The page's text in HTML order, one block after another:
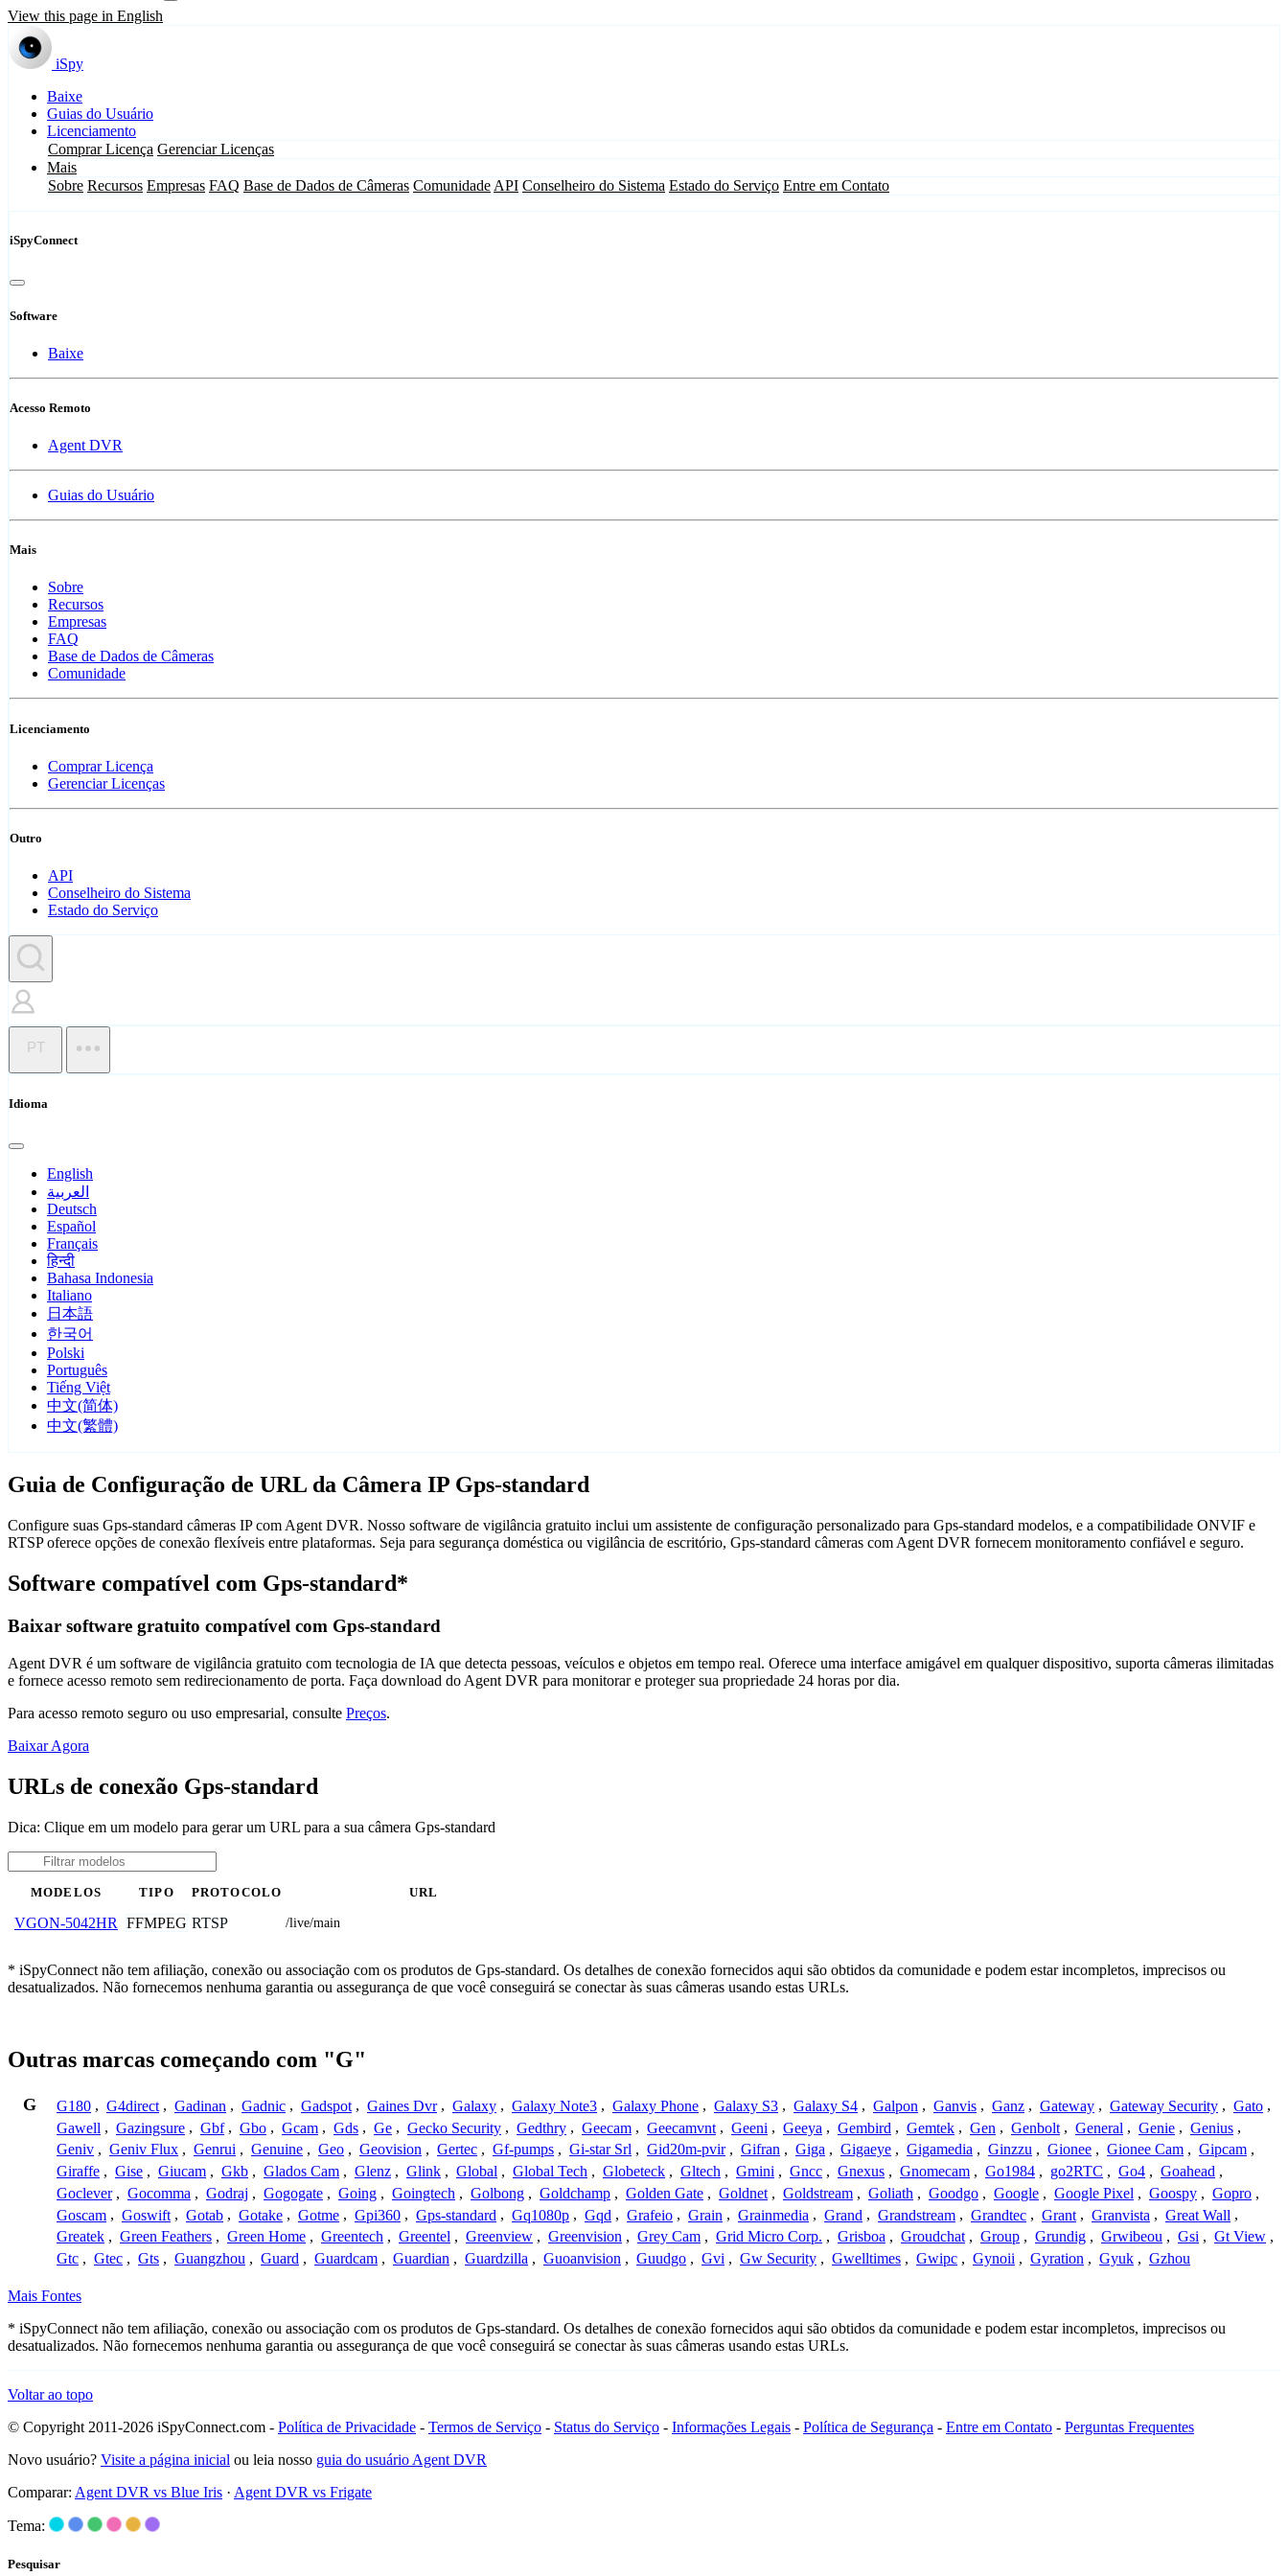
View this page in English
iSpy
Baixe
Guias do Usuário
Licenciamento
Comprar Licença Gerenciar Licenças
Mais
Sobre Recursos Empresas FAQ Base de Dados de Câmeras Comunidade API Conselheiro do Sistema Estado do Serviço Entre em Contato
iSpyConnect
Software
Baixe
Acesso Remoto
Agent DVR
Guias do Usuário
Mais
Sobre
Recursos
Empresas
FAQ
Base de Dados de Câmeras
Comunidade
Licenciamento
Comprar Licença
Gerenciar Licenças
Outro
API
Conselheiro do Sistema
Estado do Serviço
PT
Idioma
English
العربية
Deutsch
Español
Français
हिन्दी
Bahasa Indonesia
Italiano
日本語
한국어
Polski
Português
Tiếng Việt
中文(简体)
中文(繁體)
Guia de Configuração de URL da Câmera IP Gps-standard
Configure suas Gps-standard câmeras IP com Agent DVR. Nosso software de vigilância gratuito inclui um assistente de configuração personalizado para Gps-standard modelos, e a compatibilidade ONVIF e
RTSP oferece opções de conexão flexíveis entre plataformas. Seja para segurança doméstica ou vigilância de escritório, Gps-standard câmeras com Agent DVR fornecem monitoramento confiável e seguro.
Software compatível com Gps-standard*
Baixar software gratuito compatível com Gps-standard
Agent DVR é um software de vigilância gratuito com tecnologia de IA que detecta pessoas, veículos e objetos em tempo real. Oferece uma interface amigável em qualquer dispositivo, suporta câmeras ilimitadas
e fornece acesso remoto sem redirecionamento de porta. Faça download do Agent DVR para monitorar e proteger sua propriedade 24 horas por dia.
Para acesso remoto seguro ou uso empresarial, consulte Preços.
Baixar Agora
URLs de conexão Gps-standard
Dica: Clique em um modelo para gerar um URL para a sua câmera Gps-standard
MODELOS TIPO PROTOCOLO URL
VGON-5042HR FFMPEG RTSP /live/main
* iSpyConnect não tem afiliação, conexão ou associação com os produtos de Gps-standard. Os detalhes de conexão fornecidos aqui são obtidos da comunidade e podem estar incompletos, imprecisos ou
desatualizados. Não fornecemos nenhuma garantia ou assegurança de que você conseguirá se conectar às suas câmeras usando estas URLs.
Outras marcas começando com "G"
G G180 , G4direct , Gadinan , Gadnic , Gadspot , Gaines Dvr , Galaxy , Galaxy Note3 , Galaxy Phone , Galaxy S3 , Galaxy S4 , Galpon , Ganvis , Ganz , Gateway , Gateway Security , Gato ,
Gawell , Gazingsure , Gbf , Gbo , Gcam , Gds , Ge , Gecko Security , Gedthry , Geecam , Geecamvnt , Geeni , Geeya , Gembird , Gemtek , Gen , Genbolt , General , Genie , Genius ,
Geniv , Geniv Flux , Genrui , Genuine , Geo , Geovision , Gertec , Gf-pumps , Gi-star Srl , Gid20m-pvir , Gifran , Giga , Gigaeye , Gigamedia , Ginzzu , Gionee , Gionee Cam , Gipcam ,
Giraffe , Gise , Giucam , Gkb , Glados Cam , Glenz , Glink , Global , Global Tech , Globeteck , Gltech , Gmini , Gncc , Gnexus , Gnomecam , Go1984 , go2RTC , Go4 , Goahead ,
Goclever , Gocomma , Godraj , Gogogate , Going , Goingtech , Golbong , Goldchamp , Golden Gate , Goldnet , Goldstream , Goliath , Goodgo , Google , Google Pixel , Goospy , Gopro ,
Goscam , Goswift , Gotab , Gotake , Gotme , Gpi360 , Gps-standard , Gq1080p , Gqd , Grafeio , Grain , Grainmedia , Grand , Grandstream , Grandtec , Grant , Granvista , Great Wall ,
Greatek , Green Feathers , Green Home , Greentech , Greentel , Greenview , Greenvision , Grey Cam , Grid Micro Corp. , Grisboa , Groudchat , Group , Grundig , Grwibeou , Gsi , Gt View ,
Gtc , Gtec , Gts , Guangzhou , Guard , Guardcam , Guardian , Guardzilla , Guoanvision , Guudgo , Gvi , Gw Security , Gwelltimes , Gwipc , Gynoii , Gyration , Gyuk , Gzhou
Mais Fontes
* iSpyConnect não tem afiliação, conexão ou associação com os produtos de Gps-standard. Os detalhes de conexão fornecidos aqui são obtidos da comunidade e podem estar incompletos, imprecisos ou
desatualizados. Não fornecemos nenhuma garantia ou assegurança de que você conseguirá se conectar às suas câmeras usando estas URLs.
Voltar ao topo
© Copyright 2011-2026 iSpyConnect.com - Política de Privacidade - Termos de Serviço - Status do Serviço - Informações Legais - Política de Segurança - Entre em Contato - Perguntas Frequentes
Novo usuário? Visite a página inicial ou leia nosso guia do usuário Agent DVR
Comparar: Agent DVR vs Blue Iris · Agent DVR vs Frigate
Tema:
Pesquisar